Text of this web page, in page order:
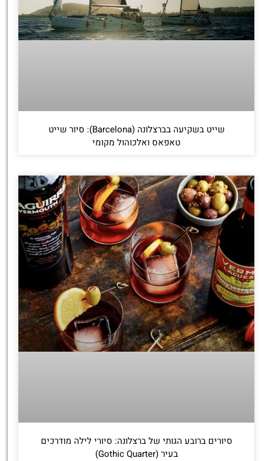
שייט בשקיעה בברצלונה (Barcelona): סיור שייט
טאפאס ואלכוהול מקומי
סיורים ברובע הגותי של ברצלונה: סיורי לילה מודרכים
בעיר (Gothic Quarter)